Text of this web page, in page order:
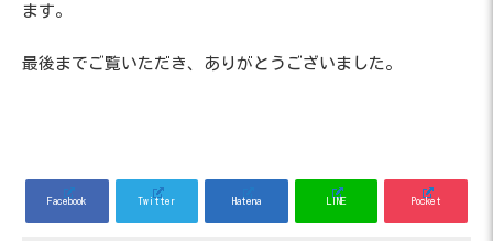
ます。
最後までご覧いただき、ありがとうございました。
Facebook Twitter Hatena LINE Pocket